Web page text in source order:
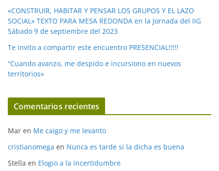
«CONSTRUIR, HABITAR Y PENSAR LOS GRUPOS Y EL LAZO
SOCIAL» TEXTO PARA MESA REDONDA en la Jornada del IIG
Sábado 9 de septiembre del 2023
Te invito a compartir este encuentro PRESENCIAL!!!!!
“Cuando avanzo, me despido e incursiono en nuevos
territorios»
Comentarios recientes
Mar en Me caigo y me levanto
cristianomega en Nunca es tarde si la dicha es buena
Stella en Elogio a la incertidumbre